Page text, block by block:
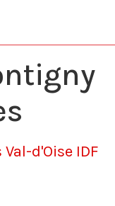
d'Oise IDF